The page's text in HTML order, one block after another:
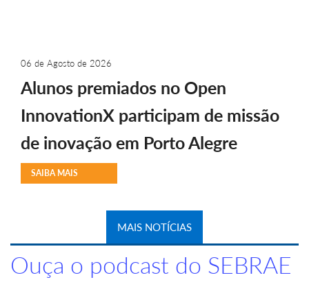
06 de Agosto de 2026
Alunos premiados no Open
InnovationX participam de missão
de inovação em Porto Alegre
SAIBA MAIS
MAIS NOTÍCIAS
Ouça o podcast do SEBRAE